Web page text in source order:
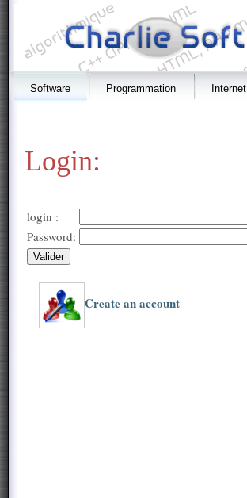
Software Programmation Internet
Login:
login :
Password:
Create an account